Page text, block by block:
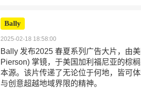
Bally
2025-02-18 18:58:00
Bally 发布2025 春夏系列广告大片，由
Pierson) 掌镜，于美国加利福尼亚的棕
本源。该片传递了无论位于何地，皆可
与创意超越地域界限的精神。